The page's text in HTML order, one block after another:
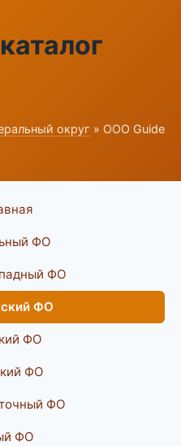
округ » ООО Guide
ФО
ФО
ФО
ФО
ФО
ФО
ФО